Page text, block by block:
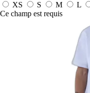
XS
S M L
Ce champ est requis